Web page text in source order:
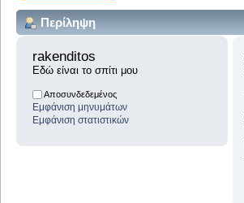
Περίληψη
rakenditos
Εδώ είναι το σπίτι μου
Αποσυνδεδεμένος
Εμφάνιση μηνυμάτων
Εμφάνιση στατιστικών